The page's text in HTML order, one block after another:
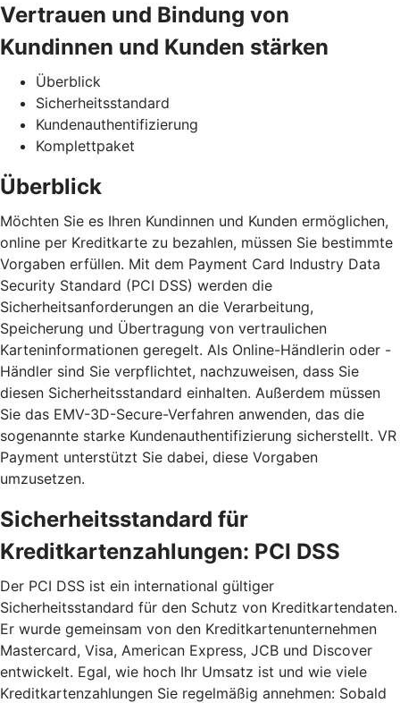
Vertrauen und Bindung von
Kundinnen und Kunden stärken
Überblick
Sicherheitsstandard
Kundenauthentifizierung
Komplettpaket
Überblick
Möchten Sie es Ihren Kundinnen und Kunden ermöglichen,
online per Kreditkarte zu bezahlen, müssen Sie bestimmte
Vorgaben erfüllen. Mit dem Payment Card Industry Data
Security Standard (PCI DSS) werden die
Sicherheitsanforderungen an die Verarbeitung,
Speicherung und Übertragung von vertraulichen
Karteninformationen geregelt. Als Online-Händlerin oder -
Händler sind Sie verpflichtet, nachzuweisen, dass Sie
diesen Sicherheitsstandard einhalten. Außerdem müssen
Sie das EMV-3D-Secure-Verfahren anwenden, das die
sogenannte starke Kundenauthentifizierung sicherstellt. VR
Payment unterstützt Sie dabei, diese Vorgaben
umzusetzen.
Sicherheitsstandard für
Kreditkartenzahlungen: PCI DSS
Der PCI DSS ist ein international gültiger
Sicherheitsstandard für den Schutz von Kreditkartendaten.
Er wurde gemeinsam von den Kreditkartenunternehmen
Mastercard, Visa, American Express, JCB und Discover
entwickelt. Egal, wie hoch Ihr Umsatz ist und wie viele
Kreditkartenzahlungen Sie regelmäßig annehmen: Sobald